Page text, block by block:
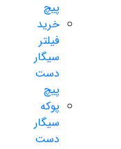
پیچ
خرید
فیلتر
سیگار
دست
پیچ
پوکه
سیگار
دست